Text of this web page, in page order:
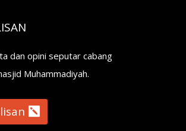
dan opini seputar cabang
Muhammadiyah.